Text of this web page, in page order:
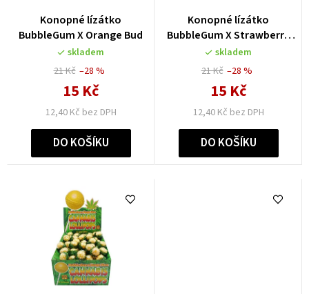
Konopné lízátko
BubbleGum X Orange Bud
skladem
21 Kč
12,40 Kč bez DPH
15 Kč
–28 %
DO KOŠÍKU
Konopné lízátko
BubbleGum X Strawberry
17g
skladem
21 Kč
12,40 Kč bez DPH
15 Kč
–28 %
DO KOŠÍKU